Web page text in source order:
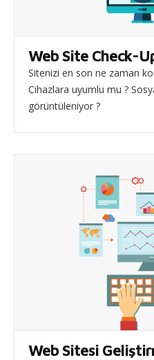
Web Site Check-
Sitenizi en son ne zaman
Cihazlara uyumlu mu ?
görüntüleniyor ?
Web Sitesi